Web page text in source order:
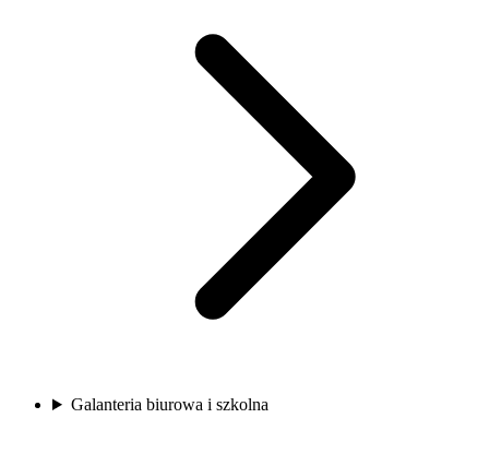
Galanteria biurowa i szkolna